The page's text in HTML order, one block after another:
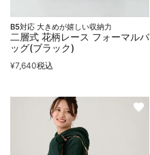
B5対応 大きめが嬉しい収納力
二層式 花柄レース フォーマルバ
ッグ(ブラック)
¥7,640税込